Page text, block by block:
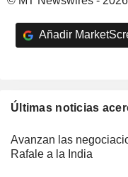
Añadir
Últimas noticias
Avanzan las
Rafale a la India